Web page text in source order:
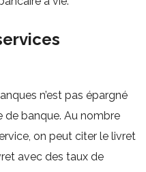
n’est pas épargné
de banque. Au nombre
on peut citer le livret
avec des taux de